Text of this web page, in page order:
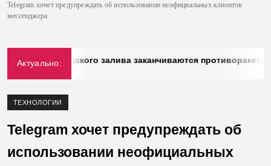
Telegram хочет предупреждать об использовании неофициальных клиентов
мессенджера
Актуально:
стран Персидского залива заканчиваются противоракеты
ТЕХНОЛОГИИ
Telegram хочет предупреждать об
использовании неофициальных